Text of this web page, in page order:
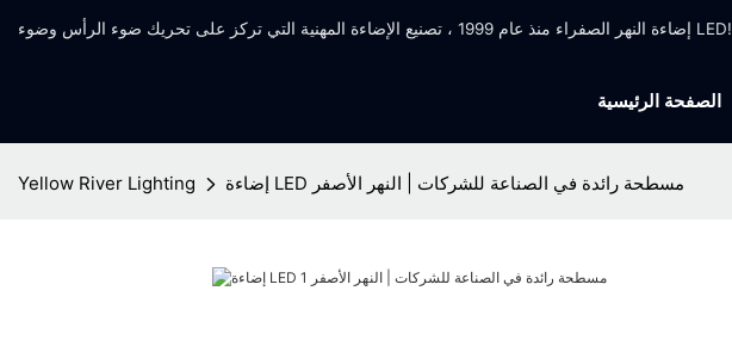
إضاءة النهر الصفراء منذ عام 1999 ، تصنيع الإضاءة المهنية التي تركز على تحريك ضوء الرأس وضوء LED!
الصفحة الرئيسية
Yellow River Lighting إضاءة LED مسطحة رائدة في الصناعة للشركات | النهر الأصفر